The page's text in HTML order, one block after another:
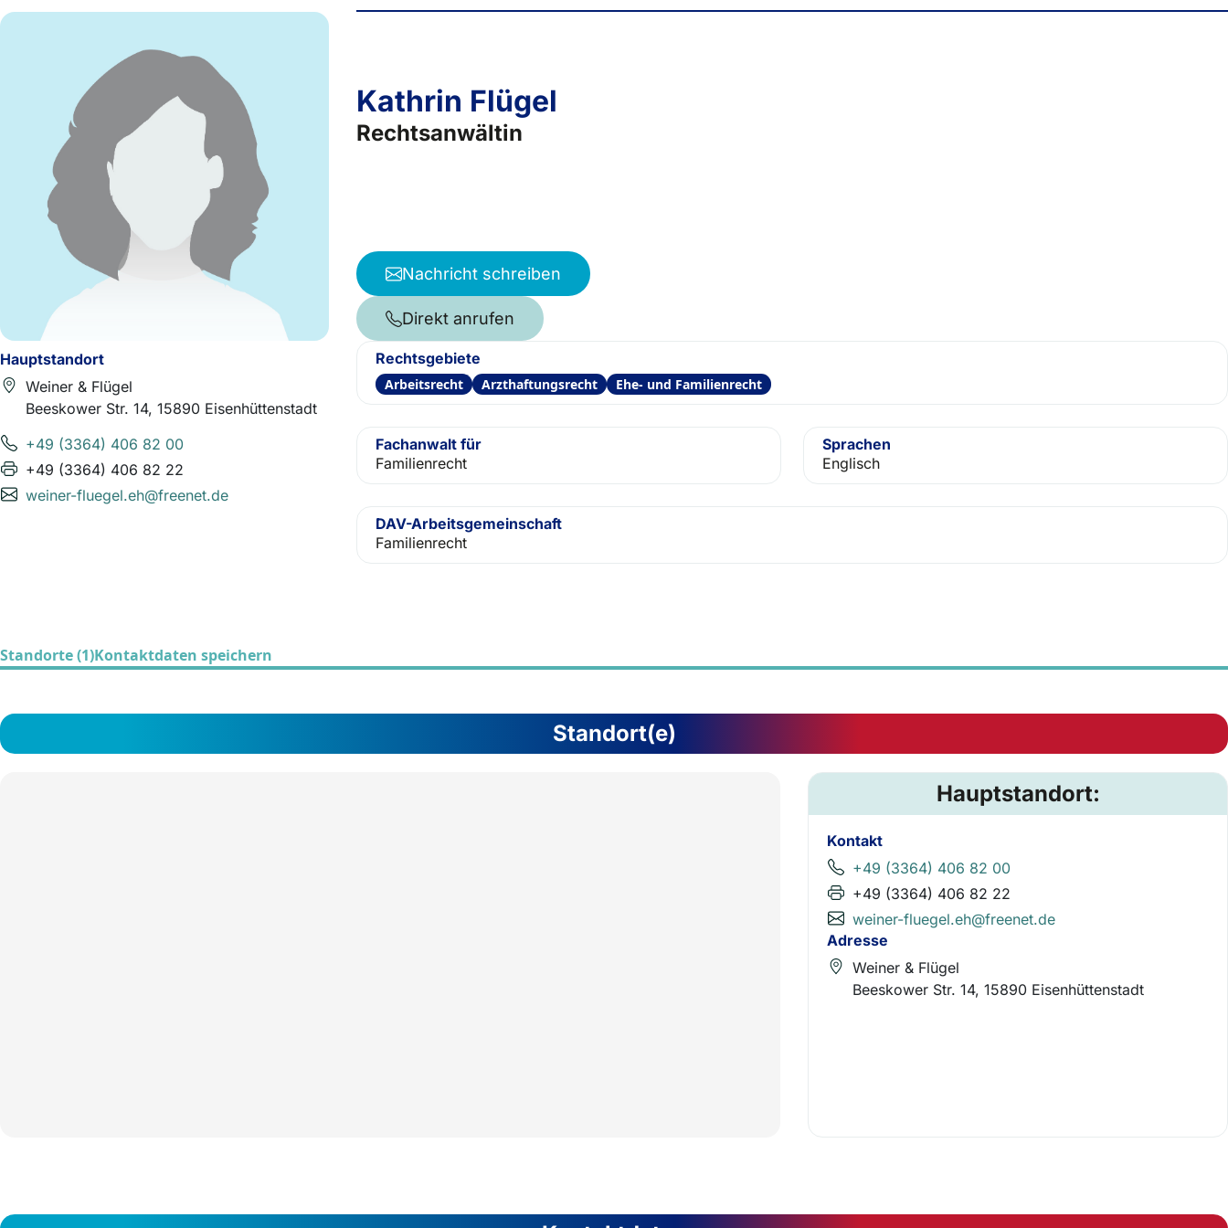
Hauptstandort
Weiner & Flügel
Beeskower Str. 14, 15890 Eisenhüttenstadt
+49 (3364) 406 82 00
+49 (3364) 406 82 22
weiner-fluegel.eh@freenet.de
Kathrin Flügel
Rechtsanwältin
Nachricht schreiben
Direkt anrufen
Rechtsgebiete
Arbeitsrecht Arzthaftungsrecht Ehe- und Familienrecht
Fachanwalt für
Familienrecht
Sprachen
Englisch
DAV-Arbeitsgemeinschaft
Familienrecht
Standorte (1)Kontaktdaten speichern
Standort(e)
Hauptstandort:
Kontakt
+49 (3364) 406 82 00
+49 (3364) 406 82 22
weiner-fluegel.eh@freenet.de
Adresse
Weiner & Flügel
Beeskower Str. 14, 15890 Eisenhüttenstadt